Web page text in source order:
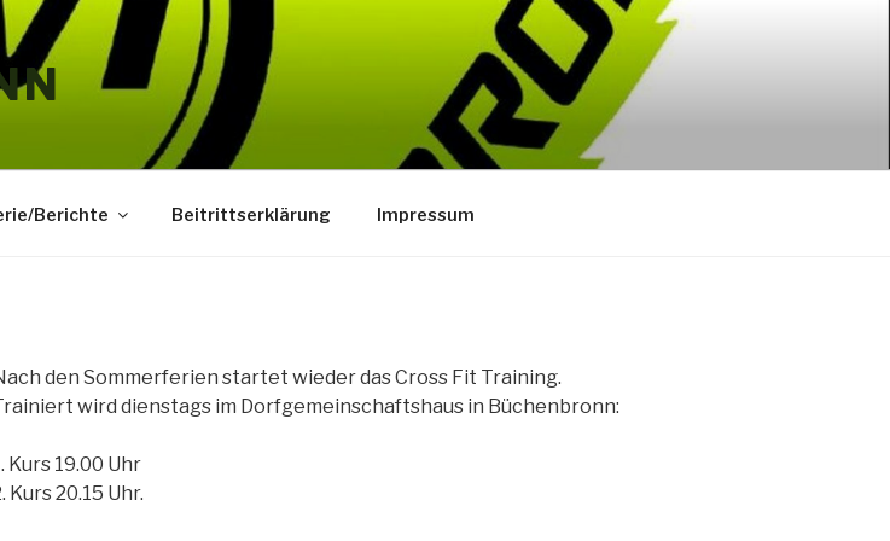
Berichte Beitrittserklärung Impressum
den Sommerferien startet wieder das Cross Fit Training.
wird dienstags im Dorfgemeinschaftshaus in Büchenbronn:
Kurs 19.00 Uhr
Kurs 20.15 Uhr.